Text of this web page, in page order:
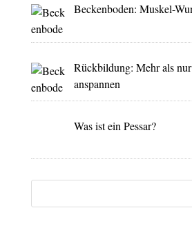
Beckenboden: Muskel-
Rückbildung: Mehr als
anspannen
Was ist ein Pessar?